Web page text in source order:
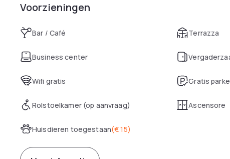
Voorzieningen
Bar / Café Terrazza
Business center
Wifi gratis Gratis
Rolstoelkamer (op aanvraag) Ascensore
Huisdieren toegestaan(€ 15)